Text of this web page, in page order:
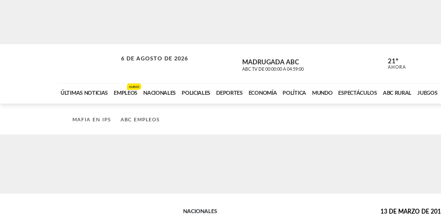
6 DE AGOSTO DE 2026
SOLO MÚSICA MADRUGADA ABC
ABC TV DE 00:00:00 A 04:59:00 ABC CARDINAL
21º
AHORA
ÚLTIMAS NOTICIAS EMPLEOS
NUEVO
NACIONALES POLICIALES DEPORTES ECONOMÍA POLÍTICA MUNDO ESPECTÁCULOS ABC RURAL JUEGOS
MAFIA EN IPS ABC EMPLEOS
NACIONALES 13 DE MARZO DE